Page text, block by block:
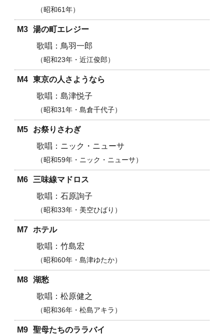
昭和61年
M3 湯の町エレジー
鳥羽一郎
昭和23年・近江俊郎
M4 東京の人さようなら
島津悦子
昭和31年・島倉千代子
M5
お祭りさわぎ
ニック・ニューサ
昭和59年・ ニック・ニューサ
M6
三味線マドロス
石原詢子
昭和33年・美空ひばり
M7 ホテル
竹島宏
昭和60年・島津ゆたか
M8 湖愁
松原健之
昭和36年・松島アキラ
M9 聖母たちのララバイ